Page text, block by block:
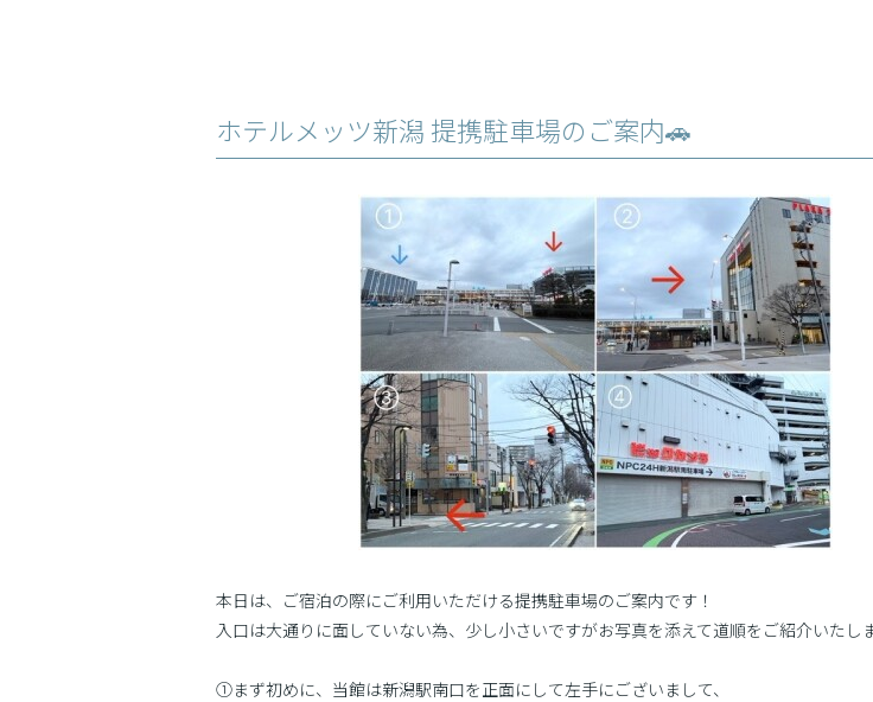
ホテルメッツ新潟 提携駐車場のご案内🚗
本日は、ご宿泊の際にご利用いただける提携駐車場のご案内です！
入口は大通りに面していない為、少し小さいですがお写真を添えて道順をご紹介いたし
①まず初めに、当館は新潟駅南口を正面にして左手にございまして、